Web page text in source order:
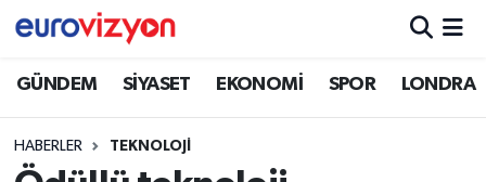
GÜNDEM SİYASET EKONOMİ SPOR LONDRA
HABERLER TEKNOLOJİ